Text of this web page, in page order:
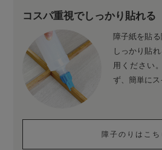
コスパ重視でしっかり貼れる
障子紙を貼
しっかり貼
用ください
ず、簡単にス
障子のりはこち